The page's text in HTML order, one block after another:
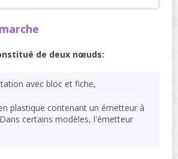
de deux nœuds:
avec bloc et fiche,
plastique contenant un émetteur à
certains modèles, l'émetteur